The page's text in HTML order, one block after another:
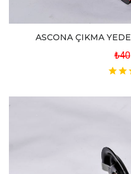
ASCONA ÇIKMA
₺40